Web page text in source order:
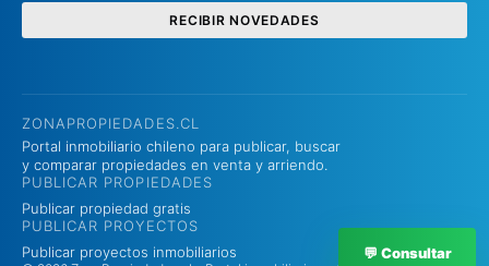
💬 Consultar
RECIBIR NOVEDADES
ZONAPROPIEDADES.CL
Portal inmobiliario chileno para publicar, buscar
y comparar propiedades en venta y arriendo.
PUBLICAR PROPIEDADES
Publicar propiedad gratis
PUBLICAR PROYECTOS
Publicar proyectos inmobiliarios